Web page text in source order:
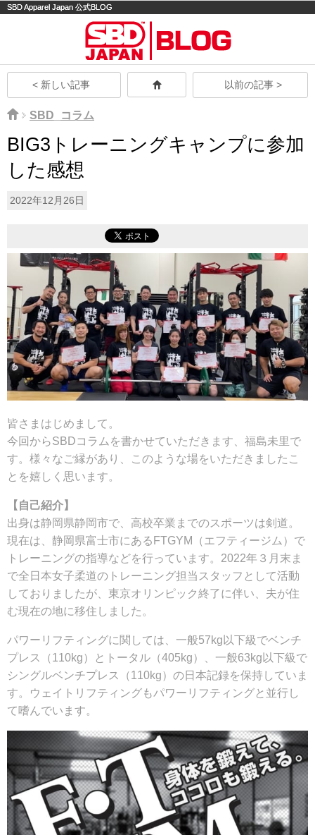
SBD Apparel Japan 公式BLOG
< 新しい記事 以前の記事 >
SBD_コラム
BIG3トレーニングキャンプに参加
した感想
2022年12月26日
皆さまはじめまして。
今回からSBDコラムを書かせていただきます、福島未里で
す。様々なご縁があり、このような場をいただきましたこ
とを嬉しく思います。
【自己紹介】
出身は静岡県静岡市で、高校卒業までのスポーツは剣道。
現在は、静岡県富士市にあるFTGYM（エフティージム）で
トレーニングの指導などを行っています。2022年３月末ま
で全日本女子柔道のトレーニング担当スタッフとして活動
しておりましたが、東京オリンピック終了に伴い、夫が住
む現在の地に移住しました。
パワーリフティングに関しては、一般57kg以下級でベンチ
プレス（110kg）とトータル（405kg）、一般63kg以下級で
シングルベンチプレス（110kg）の日本記録を保持していま
す。ウェイトリフティングもパワーリフティングと並行し
て嗜んでいます。
モバイル PC